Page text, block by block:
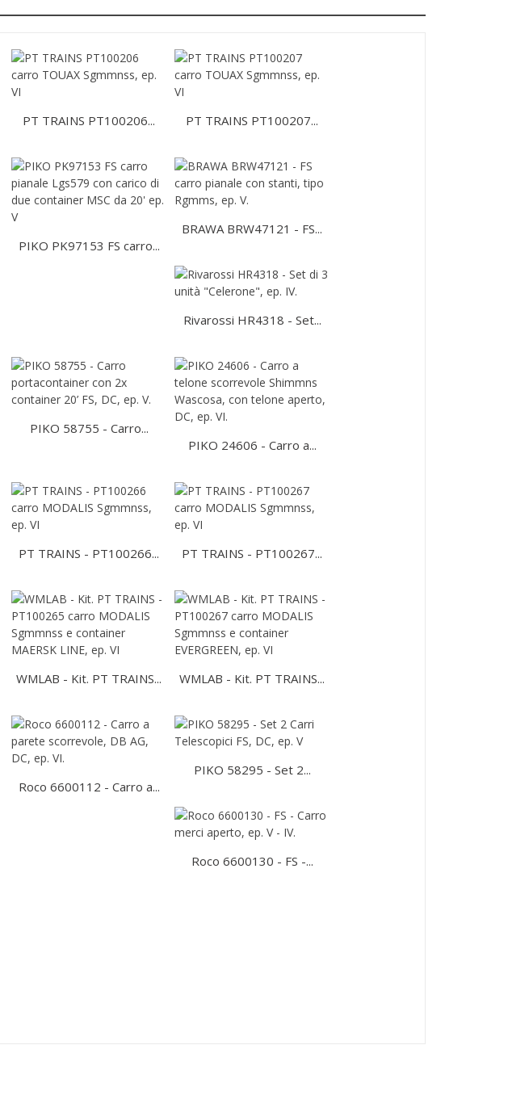
PT TRAINS PT100206... PT TRAINS PT100207...
PIKO PK97153 FS carro...
BRAWA BRW47121 - FS...
Rivarossi HR4318 - Set...
PIKO 58755 - Carro...
PIKO 24606 - Carro a...
PT TRAINS - PT100266... PT TRAINS - PT100267...
WMLAB - Kit. PT TRAINS... WMLAB - Kit. PT TRAINS...
Roco 6600112 - Carro a...
PIKO 58295 - Set 2...
Roco 6600130 - FS -...